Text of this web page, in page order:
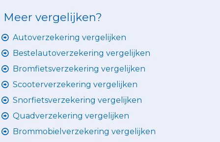
Meer vergelijken?
Autoverzekering vergelijken
Bestelautoverzekering vergelijken
Bromfietsverzekering vergelijken
Scooterverzekering vergelijken
Snorfietsverzekering vergelijken
Quadverzekering vergelijken
Brommobielverzekering vergelijken